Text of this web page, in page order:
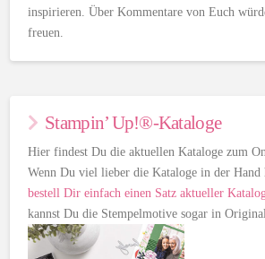
inspirieren. Über Kommentare von Euch
freuen.
Stampin’ Up!®-Kataloge
Hier findest Du die aktuellen Kataloge zum
Wenn Du viel lieber die Kataloge in der
bestell Dir einfach einen Satz aktueller
kannst Du die Stempelmotive sogar in